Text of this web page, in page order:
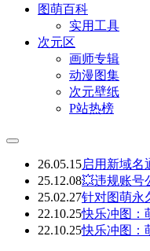
图萌百科
实用工具
次元区
画师专辑
动漫图集
次元壁纸
P站热榜
26.05.15启用新域名
25.12.08💥违规账号
25.02.27针对图萌永
22.10.25快乐冲图：
22.10.25快乐冲图：